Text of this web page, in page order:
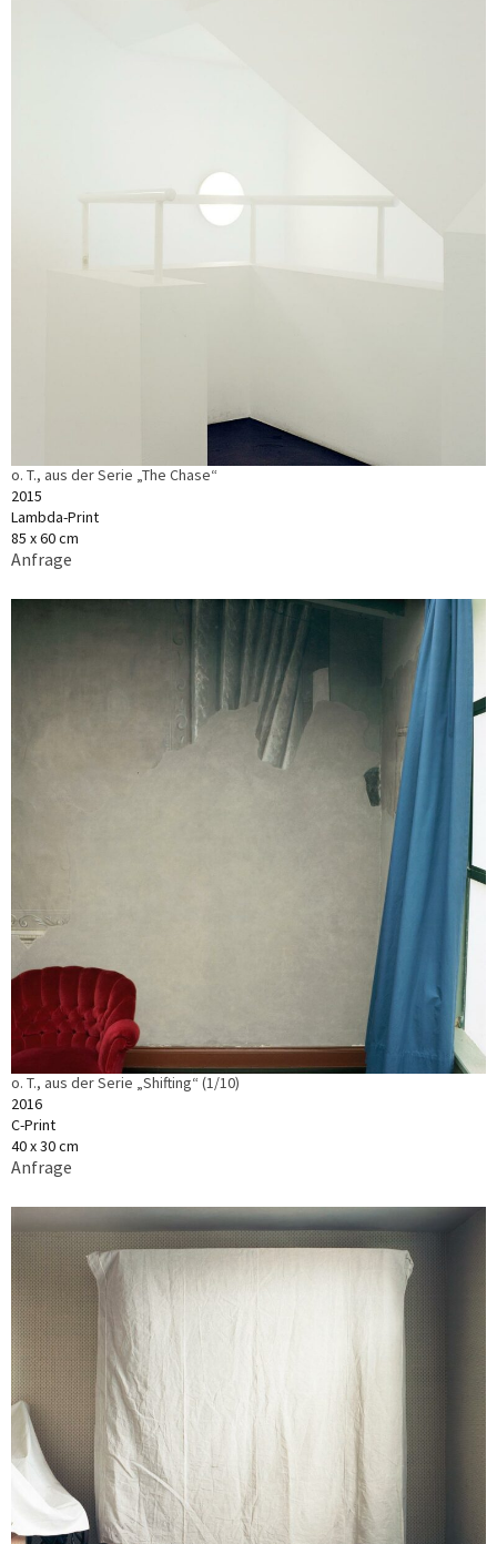
o. T., aus der Serie „The Chase“
2015
Lambda-Print
85 x 60 cm
Anfrage
o. T., aus der Serie „Shifting“ (1/10)
2016
C-Print
40 x 30 cm
Anfrage